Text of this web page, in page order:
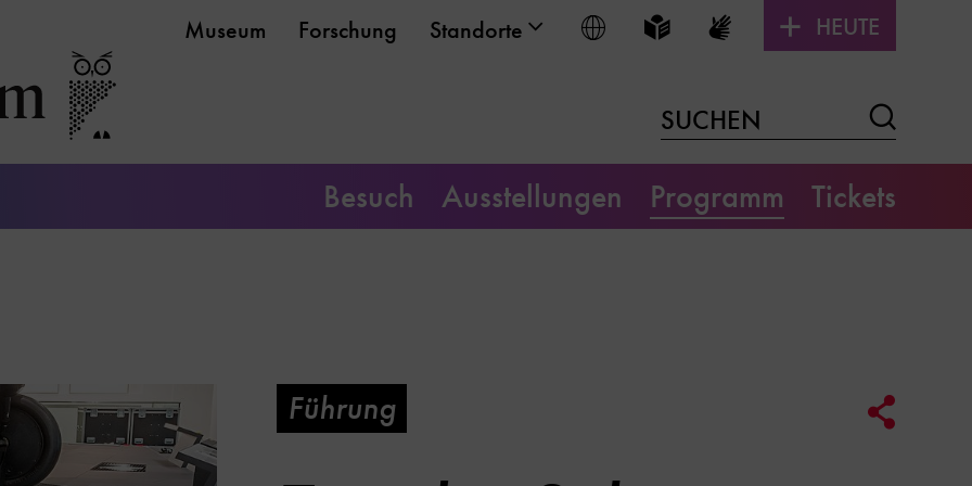
Museum Forschung Standorte Sprache wählen
Leichte Sprache
Gebärdensprache
HEUTE
SUCHEN
Besuch Ausstellungen Programm Tickets
Führung